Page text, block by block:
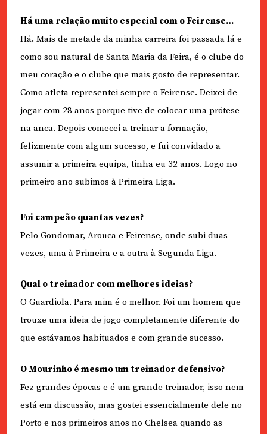
Há uma relação muito especial com o Feirense…
Há. Mais de metade da minha carreira foi passada lá e
como sou natural de Santa Maria da Feira, é o clube do
meu coração e o clube que mais gosto de representar.
Como atleta representei sempre o Feirense. Deixei de
jogar com 28 anos porque tive de colocar uma prótese
na anca. Depois comecei a treinar a formação,
felizmente com algum sucesso, e fui convidado a
assumir a primeira equipa, tinha eu 32 anos. Logo no
primeiro ano subimos à Primeira Liga.
Foi campeão quantas vezes?
Pelo Gondomar, Arouca e Feirense, onde subi duas
vezes, uma à Primeira e a outra à Segunda Liga.
Qual o treinador com melhores ideias?
O Guardiola. Para mim é o melhor. Foi um homem que
trouxe uma ideia de jogo completamente diferente do
que estávamos habituados e com grande sucesso.
O Mourinho é mesmo um treinador defensivo?
Fez grandes épocas e é um grande treinador, isso nem
está em discussão, mas gostei essencialmente dele no
Porto e nos primeiros anos no Chelsea quando as